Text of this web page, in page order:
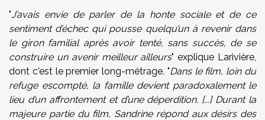
"J’avais envie de parler de la honte sociale et de ce
sentiment d’échec qui pousse quelqu’un à revenir dans
le giron familial après avoir tenté, sans succès, de se
construire un avenir meilleur ailleurs" explique Larivière,
dont c'est le premier long-métrage. "Dans le film, loin du
refuge escompté, la famille devient paradoxalement le
lieu d’un affrontement et d’une déperdition. [...] Durant la
majeure partie du film, Sandrine répond aux désirs des